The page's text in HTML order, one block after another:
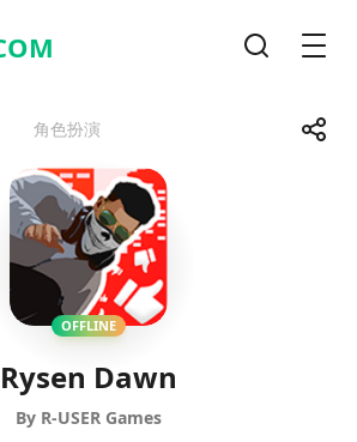
角色扮演 Share
TelegramFacebook
OFFLINE
Rysen Dawn
By R-USER Games